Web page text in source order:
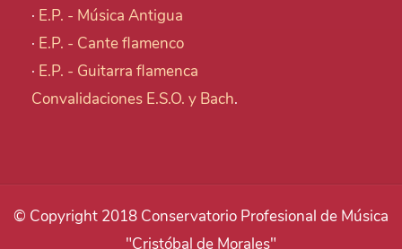
· E.P. - Música Antigua
· E.P. - Cante flamenco
· E.P. - Guitarra flamenca
Convalidaciones E.S.O. y Bach.
© Copyright 2018 Conservatorio Profesional de Música
"Cristóbal de Morales"